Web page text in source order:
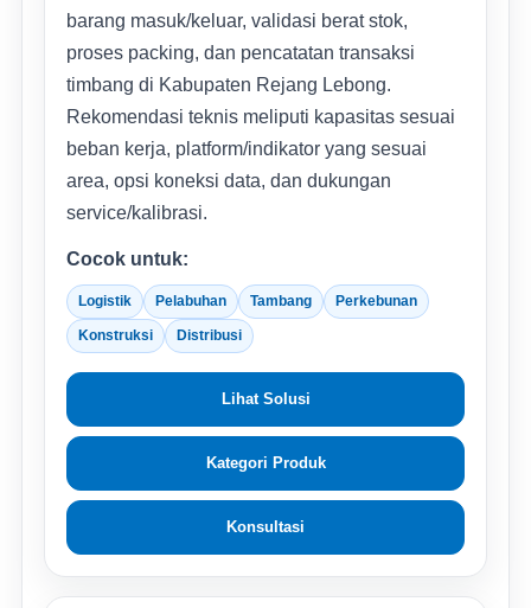
barang masuk/keluar, validasi berat stok,
proses packing, dan pencatatan transaksi
timbang di Kabupaten Rejang Lebong.
Rekomendasi teknis meliputi kapasitas sesuai
beban kerja, platform/indikator yang sesuai
area, opsi koneksi data, dan dukungan
service/kalibrasi.
Cocok untuk:
Logistik Pelabuhan Tambang Perkebunan
Konstruksi Distribusi
Lihat Solusi
Kategori Produk
Konsultasi